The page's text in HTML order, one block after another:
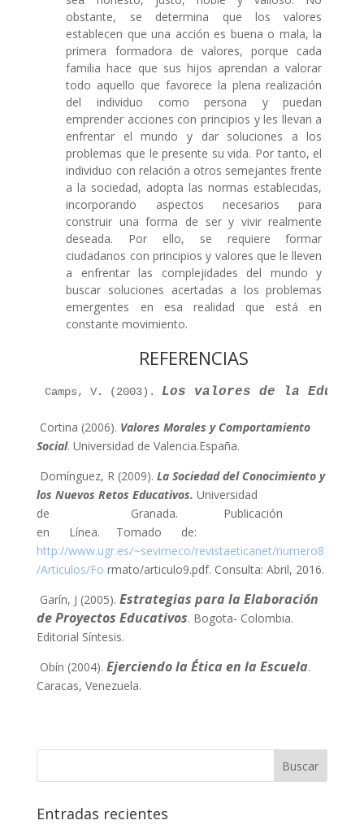
obstante, se determina que los valores
establecen que una acción es buena o mala, la
primera formadora de valores, porque cada
familia hace que sus hijos aprendan a valorar
todo aquello que favorece la plena realización
del individuo como persona y puedan
emprender acciones con principios y les llevan a
enfrentar el mundo y dar soluciones a los
problemas que le presente su vida. Por tanto, el
individuo con relación a otros semejantes frente
a la sociedad, adopta las normas establecidas,
incorporando aspectos necesarios para
construir una forma de ser y vivir realmente
deseada. Por ello, se requiere formar
ciudadanos con principios y valores que le lleven
a enfrentar las complejidades del mundo y
buscar soluciones acertadas a los problemas
emergentes en esa realidad que está en
constante movimiento.
REFERENCIAS
Camps, V. (2003). Los valores de la
Cortina (2006). Valores Morales y Comportamiento
Social. Universidad de Valencia.España.
Domínguez, R (2009). La Sociedad del Conocimiento y
los Nuevos Retos Educativos. Universidad
de Granada. Publicación
en Línea. Tomado de:
http://www.ugr.es/~sevimeco/revistaeticanet/numero8
/Articulos/Fo rmato/articulo9.pdf. Consulta: Abril, 2016.
Garín, J (2005). Estrategias para la Elaboración
de Proyectos Educativos. Bogota- Colombia.
Editorial Síntesis.
Obín (2004). Ejerciendo la Ética en la Escuela.
Caracas, Venezuela.
Buscar
Entradas recientes